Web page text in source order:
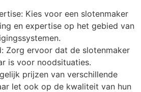
Kies voor een slotenmaker
en expertise op het gebied van
Zorg ervoor dat de slotenmaker
is voor noodsituaties.
prijzen van verschillende
let ook op de kwaliteit van hun